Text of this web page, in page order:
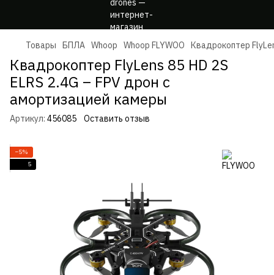
Товары БПЛА Whoop Whoop FLYWOO Квадрокоптер
Квадрокоптер FlyLens 85 HD 2S
ELRS 2.4G – FPV дрон с
амортизацией камеры
Артикул: 456085 Оставить отзыв
−5%
5